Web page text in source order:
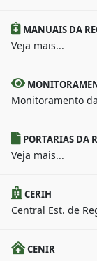
MANUAIS DA
Veja mais...
Monitoramento
PORTARIAS DA
Veja mais...
CERIH
Central Est. de
CENIR